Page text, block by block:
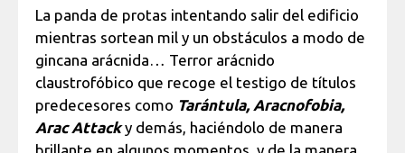
La panda de protas intentando salir del edificio
mientras sortean mil y un obstáculos a modo de
gincana arácnida… Terror arácnido
claustrofóbico que recoge el testigo de títulos
predecesores como Tarántula, Aracnofobia,
Arac Attacky demás, haciéndolo de manera